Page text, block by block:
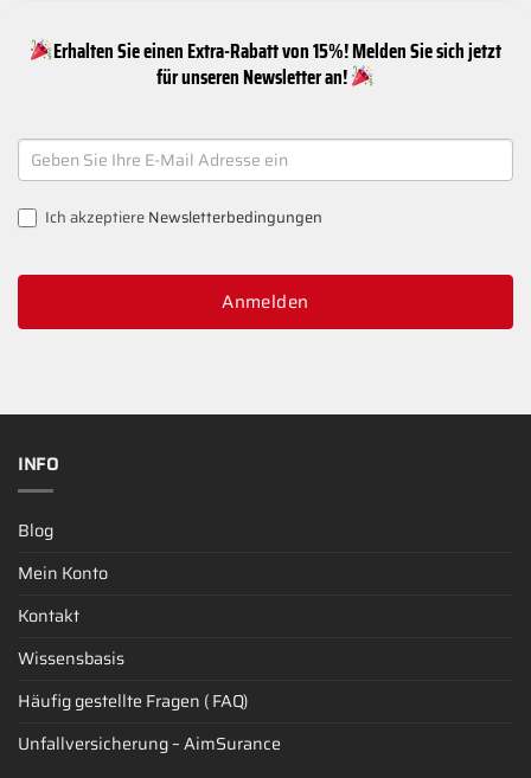
Erhalten Sie einen Extra-Rabatt von 15%! Melden Sie sich jetzt
für unseren Newsletter an!
NEWSLETTER
SIGNUP
Ich akzeptiereNewsletterbedingungen
Anmelden
INFO
Blog
Mein Konto
Kontakt
Wissensbasis
Häufig gestellte Fragen ( FAQ)
Unfallversicherung – AimSurance